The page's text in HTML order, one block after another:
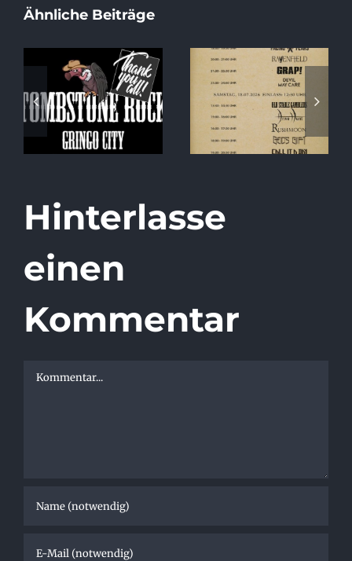
Ähnliche Beiträge
Running Order
2026
Special Album
Release Show
at Tombstone
Rock!
Hinterlasse
einen
Kommentar
Kommentar